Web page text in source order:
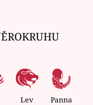
Lev Panna